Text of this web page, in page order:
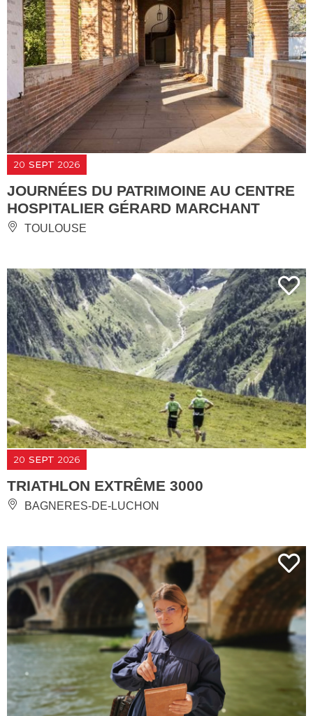
20 SEPT 2026
JOURNÉES DU PATRIMOINE AU CENTRE
HOSPITALIER GÉRARD MARCHANT
TOULOUSE
20 SEPT 2026
TRIATHLON EXTRÊME 3000
BAGNERES-DE-LUCHON